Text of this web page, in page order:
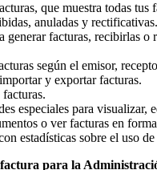
que muestra todas tus
anuladas y rectificativas.
generar facturas, recibirlas o
según el emisor,
y exportar facturas.
especiales para visualizar,
o ver facturas en
estadísticas sobre el uso
para la